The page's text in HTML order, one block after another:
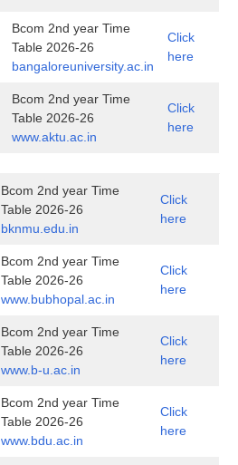
Bcom 2nd year Time
Table 2026-26
bangaloreuniversity.ac.in
Click
here
Bcom 2nd year Time
Table 2026-26
www.aktu.ac.in
Click
here
Bcom 2nd year Time
Table 2026-26
bknmu.edu.in
Click
here
Bcom 2nd year Time
Table 2026-26
www.bubhopal.ac.in
Click
here
Bcom 2nd year Time
Table 2026-26
www.b-u.ac.in
Click
here
Bcom 2nd year Time
Table 2026-26
www.bdu.ac.in
Click
here